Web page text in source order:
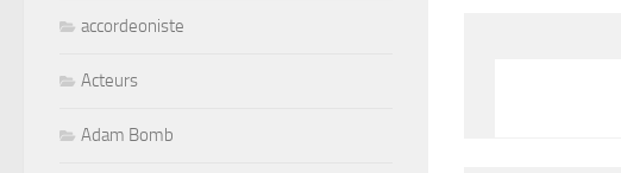
accordeoniste
Acteurs
Adam Bomb